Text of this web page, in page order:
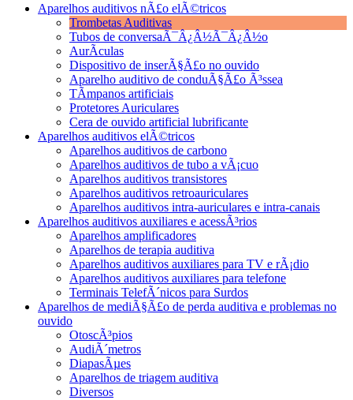
Aparelhos auditivos nÃ£o elÃ©tricos
Trombetas Auditivas
Tubos de conversaÃ¯Â¿Â½Ã¯Â¿Â½o
AurÃ­culas
Dispositivo de inserÃ§Ã£o no ouvido
Aparelho auditivo de conduÃ§Ã£o Ã³ssea
TÃ­mpanos artificiais
Protetores Auriculares
Cera de ouvido artificial lubrificante
Aparelhos auditivos elÃ©tricos
Aparelhos auditivos de carbono
Aparelhos auditivos de tubo a vÃ¡cuo
Aparelhos auditivos transistores
Aparelhos auditivos retroauriculares
Aparelhos auditivos intra-auriculares e intra-canais
Aparelhos auditivos auxiliares e acessÃ³rios
Aparelhos amplificadores
Aparelhos de terapia auditiva
Aparelhos auditivos auxiliares para TV e rÃ¡dio
Aparelhos auditivos auxiliares para telefone
Terminais TelefÃ´nicos para Surdos
Aparelhos de mediÃ§Ã£o de perda auditiva e problemas no
ouvido
OtoscÃ³pios
AudiÃ´metros
DiapasÃµes
Aparelhos de triagem auditiva
Diversos